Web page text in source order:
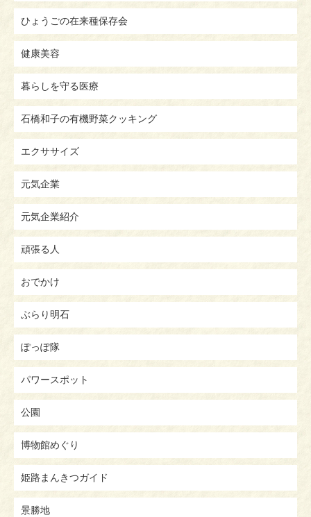
ひょうごの在来種保存会
健康美容
暮らしを守る医療
石橋和子の有機野菜クッキング
エクササイズ
元気企業
元気企業紹介
頑張る人
おでかけ
ぶらり明石
ぽっぽ隊
パワースポット
公園
博物館めぐり
姫路まんきつガイド
景勝地